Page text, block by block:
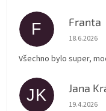
F Franta
18.6.2026
Všechno bylo super,
JK Jana
19.4.2026